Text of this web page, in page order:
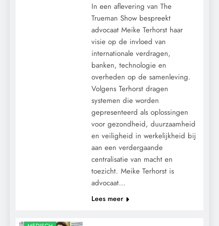
In een aflevering van The
Trueman Show bespreekt
advocaat Meike Terhorst haar
visie op de invloed van
internationale verdragen,
banken, technologie en
overheden op de samenleving.
Volgens Terhorst dragen
systemen die worden
gepresenteerd als oplossingen
voor gezondheid, duurzaamheid
en veiligheid in werkelijkheid bij
aan een verdergaande
centralisatie van macht en
toezicht. Meike Terhorst is
advocaat…
Lees meer